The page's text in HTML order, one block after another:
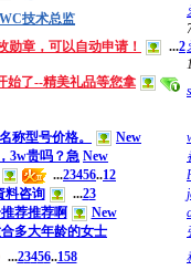
技术总监
章，可以自动申请！
...2
始了--精美礼品等您拿
称型号价格。 New
3w贵吗？急 New
...23456..12
料咨询 ...23
荐推荐啊 New
多大年龄的女士
...23456..158